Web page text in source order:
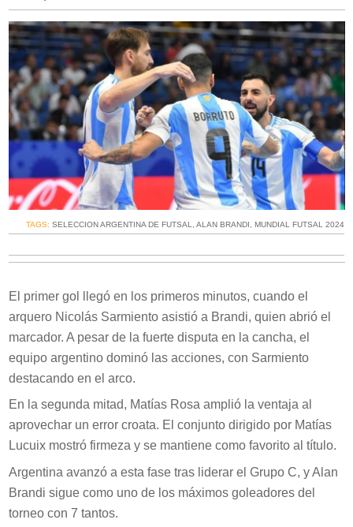
TAGS: SELECCION ARGENTINA DE FUTSAL ALAN BRANDI MUNDIAL FUTSAL 2024
El primer gol llegó en los primeros minutos, cuando el
arquero Nicolás Sarmiento asistió a Brandi, quien abrió el
marcador. A pesar de la fuerte disputa en la cancha, el
equipo argentino dominó las acciones, con Sarmiento
destacando en el arco.
En la segunda mitad, Matías Rosa amplió la ventaja al
aprovechar un error croata. El conjunto dirigido por Matías
Lucuix mostró firmeza y se mantiene como favorito al título.
Argentina avanzó a esta fase tras liderar el Grupo C, y Alan
Brandi sigue como uno de los máximos goleadores del
torneo con 7 tantos.